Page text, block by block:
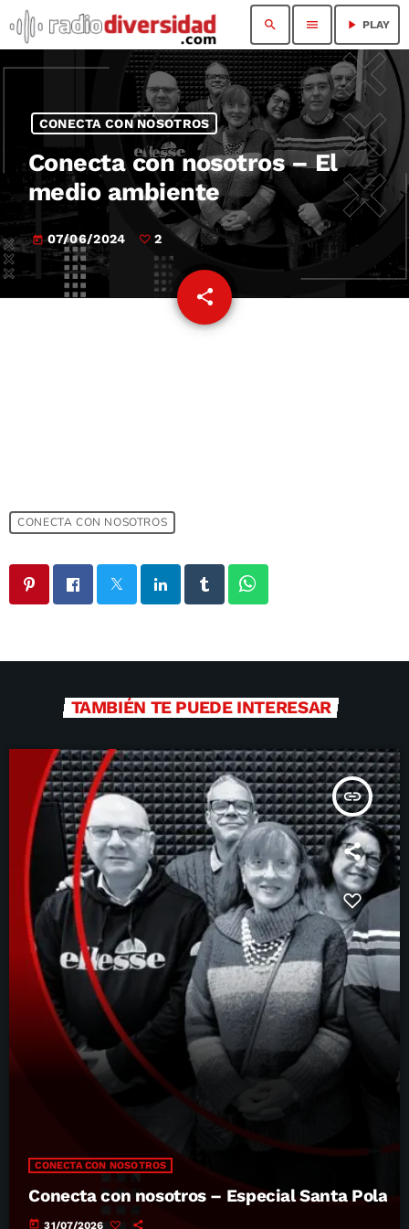
search menu play_arrow PLAY
CONECTA CON NOSOTROS
Conecta con nosotros – El
medio ambiente
today 07/06/2024 2
share
email
CONECTA CON NOSOTROS
TAMBIÉN TE PUEDE INTERESAR
insert_link
CONECTA CON NOSOTROS
Conecta con nosotros – Especial Santa Pola
today 31/07/2026